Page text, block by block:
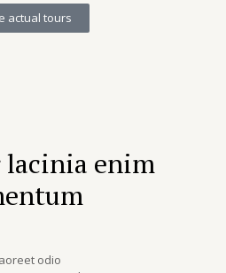
actual tours
enim
odio